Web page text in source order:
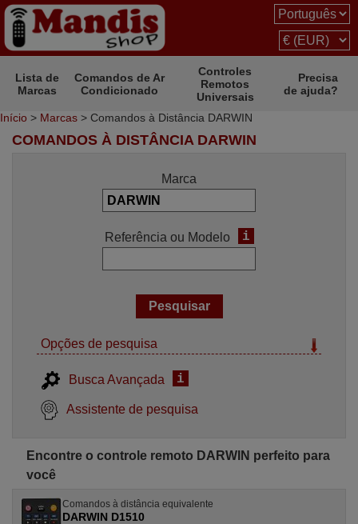
Lista de
Marcas
Comandos de Ar
Condicionado
Controles
Remotos
Universais
Precisa
de ajuda?
Início > Marcas > Comandos à Distância DARWIN
COMANDOS À DISTÂNCIA DARWIN
Marca
Referência ou Modelo i
Opções de pesquisa
Busca Avançada i
Assistente de pesquisa
Encontre o controle remoto DARWIN perfeito para
você
Comandos à distância equivalente
DARWIN D1510